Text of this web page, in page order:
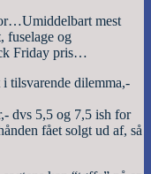
mest
fuselage og
Friday pris…
tilsvarende dilemma,-
dvs 5,5 og 7,5 ish for
fået solgt ud af, så